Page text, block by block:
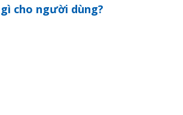
gì cho người dùng?